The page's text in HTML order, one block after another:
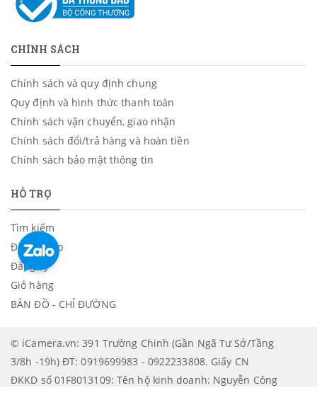
CHÍNH SÁCH
Chính sách và quy định chung
Quy định và hình thức thanh toán
Chính sách vận chuyển, giao nhận
Chính sách đổi/trả hàng và hoàn tiền
Chính sách bảo mật thông tin
HỖ TRỢ
Tìm kiếm
Đăng nhập
Đăng ký
Giỏ hàng
BẢN ĐỒ - CHỈ ĐƯỜNG
© iCamera.vn: 391 Trường Chinh (Gần Ngã Tư Sở/Tầng
3/8h -19h) ĐT: 0919699983 - 0922233808. Giấy CN
ĐKKD số 01F8013109: Tên hộ kinh doanh: Nguyễn Công